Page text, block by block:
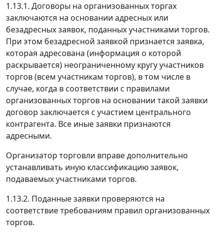
1.13.1. Договоры на организованных торгах
заключаются на основании адресных или
безадресных заявок, поданных участниками торгов.
При этом безадресной заявкой признается заявка,
которая адресована (информация о которой
раскрывается) неограниченному кругу участников
торгов (всем участникам торгов), в том числе в
случае, когда в соответствии с правилами
организованных торгов на основании такой заявки
договор заключается с участием центрального
контрагента. Все иные заявки признаются
адресными.
Организатор торговли вправе дополнительно
устанавливать иную классификацию заявок,
подаваемых участниками торгов.
1.13.2. Поданные заявки проверяются на
соответствие требованиям правил организованных
торгов.